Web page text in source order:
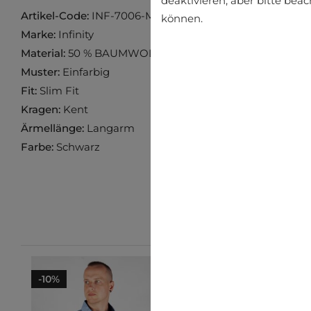
Artikel-Code: INF-7006-M3855
Marke: Infinity
Material: 50 % BAUMWOLLE, 45 % LEINEN, 5 % ELASTAN
Muster: Einfarbig
Fit: Slim Fit
Kragen: Kent
Ärmellänge: Langarm
Farbe: Schwarz
-10%
können.